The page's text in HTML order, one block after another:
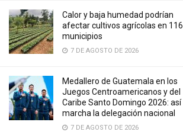
Calor y baja humedad podrían
afectar cultivos agrícolas en 116
municipios
7 DE AGOSTO DE 2026
Medallero de Guatemala en los
Juegos Centroamericanos y del
Caribe Santo Domingo 2026: así
marcha la delegación nacional
7 DE AGOSTO DE 2026